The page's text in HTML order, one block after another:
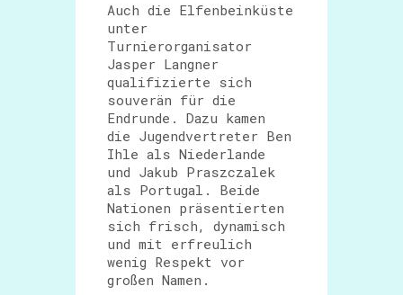
Auch die Elfenbeinküste
unter
Turnierorganisator
Jasper Langner
qualifizierte sich
souverän für die
Endrunde. Dazu kamen
die Jugendvertreter Ben
Ihle als Niederlande
und Jakub Praszczalek
als Portugal. Beide
Nationen präsentierten
sich frisch, dynamisch
und mit erfreulich
wenig Respekt vor
großen Namen.